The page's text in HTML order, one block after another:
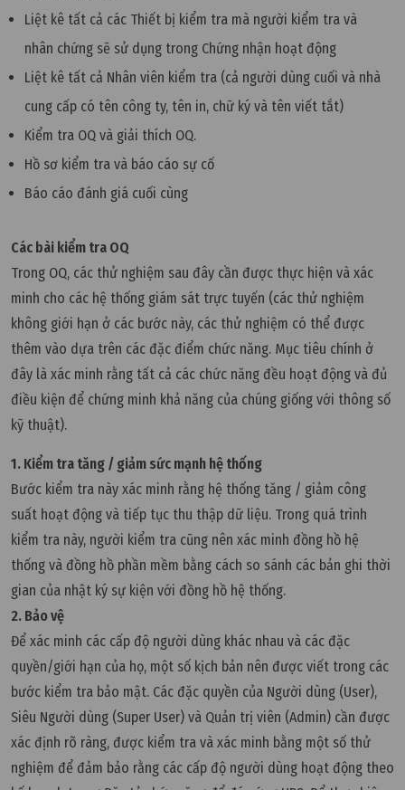
Liệt kê tất cả các Thiết bị kiểm tra mà người kiểm tra và
nhân chứng sẽ sử dụng trong Chứng nhận hoạt động
Liệt kê tất cả Nhân viên kiểm tra (cả người dùng cuối và nhà
cung cấp có tên công ty, tên in, chữ ký và tên viết tắt)
Kiểm tra OQ và giải thích OQ.
Hồ sơ kiểm tra và báo cáo sự cố
Báo cáo đánh giá cuối cùng
Các bài kiểm tra OQ
Trong OQ, các thử nghiệm sau đây cần được thực hiện và xác
minh cho các hệ thống giám sát trực tuyến (các thử nghiệm
không giới hạn ở các bước này, các thử nghiệm có thể được
thêm vào dựa trên các đặc điểm chức năng. Mục tiêu chính ở
đây là xác minh rằng tất cả các chức năng đều hoạt động và đủ
điều kiện để chứng minh khả năng của chúng giống với thông số
kỹ thuật).
1. Kiểm tra tăng / giảm sức mạnh hệ thống
Bước kiểm tra này xác minh rằng hệ thống tăng / giảm công
suất hoạt động và tiếp tục thu thập dữ liệu. Trong quá trình
kiểm tra này, người kiểm tra cũng nên xác minh đồng hồ hệ
thống và đồng hồ phần mềm bằng cách so sánh các bản ghi thời
gian của nhật ký sự kiện với đồng hồ hệ thống.
2. Bảo vệ
Để xác minh các cấp độ người dùng khác nhau và các đặc
quyền/giới hạn của họ, một số kịch bản nên được viết trong các
bước kiểm tra bảo mật. Các đặc quyền của Người dùng (User),
Siêu Người dùng (Super User) và Quản trị viên (Admin) cần được
xác định rõ ràng, được kiểm tra và xác minh bằng một số thử
nghiệm để đảm bảo rằng các cấp độ người dùng hoạt động theo